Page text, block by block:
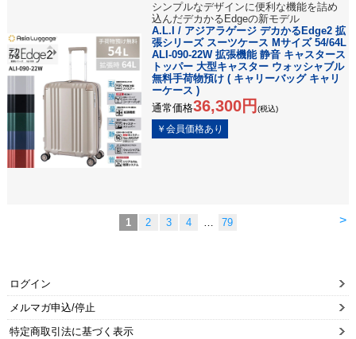
シンプルなデザインに便利な機能を詰め
込んだデカかるEdgeの新モデル
A.L.I / アジアラゲージ デカかるEdge2 拡
張シリーズ スーツケース Mサイズ 54/64L
ALI-090-22W 拡張機能 静音 キャスタース
トッパー 大型キャスター ウォッシャブル
無料手荷物預け ( キャリーバッグ キャリ
ーケース )
通常価格36,300円 (税込)
>
1 2 3 4 … 79
ログイン
メルマガ申込/停止
特定商取引法に基づく表示